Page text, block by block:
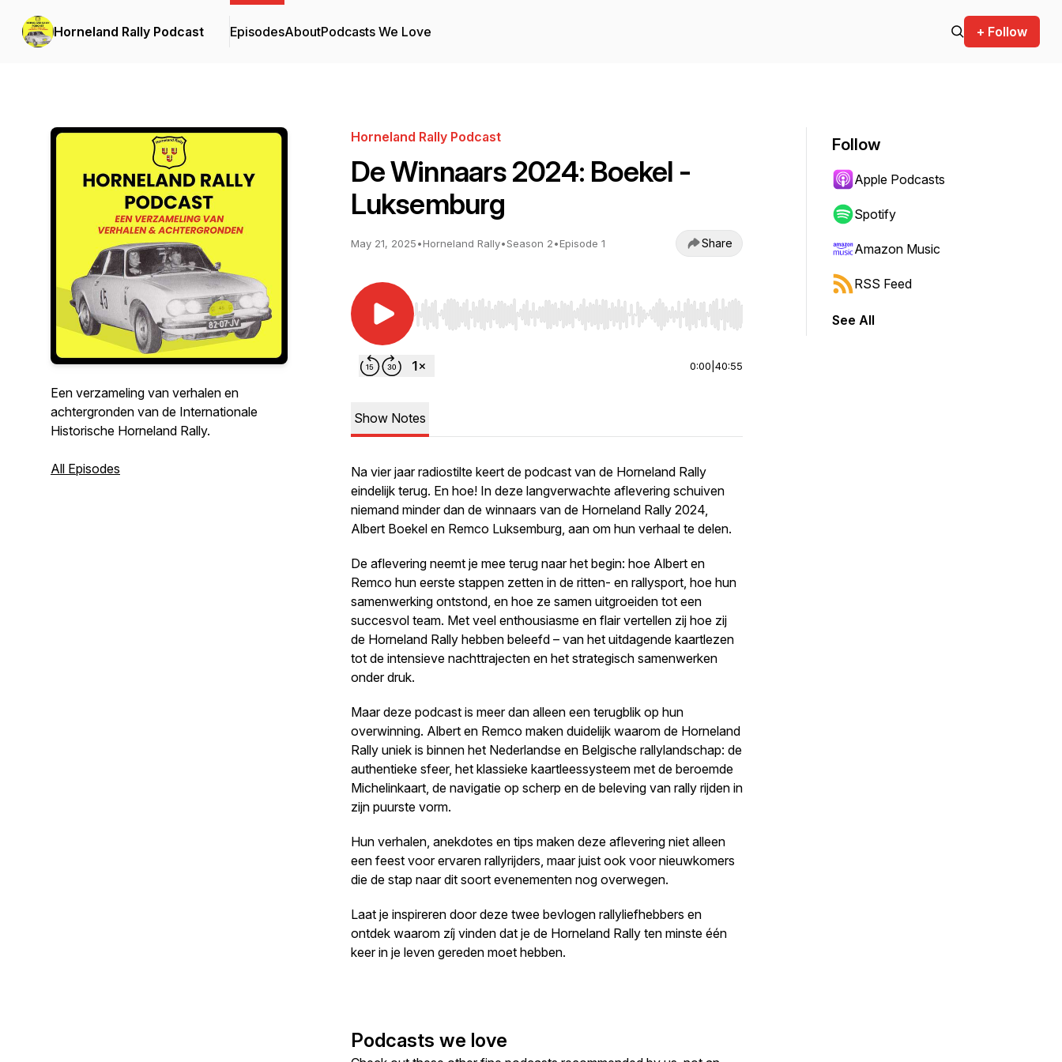
Horneland Rally Podcast EpisodesAboutPodcasts We Love + Follow
Een verzameling van verhalen en
achtergronden van de Internationale
Historische Horneland Rally.
All Episodes
Horneland Rally Podcast
De Winnaars 2024: Boekel -
Luksemburg
May 21, 2025•Horneland Rally•Season 2•Episode 1 Share
Use Left/Right to seek, Home/End to jump to start or end. Hold shift to jump forward or backward.
0:00 40:55
Show Notes
Na vier jaar radiostilte keert de podcast van de Horneland Rally
eindelijk terug. En hoe! In deze langverwachte aflevering schuiven
niemand minder dan de winnaars van de Horneland Rally 2024,
Albert Boekel en Remco Luksemburg, aan om hun verhaal te delen.
De aflevering neemt je mee terug naar het begin: hoe Albert en
Remco hun eerste stappen zetten in de ritten- en rallysport, hoe hun
samenwerking ontstond, en hoe ze samen uitgroeiden tot een
succesvol team. Met veel enthousiasme en flair vertellen zij hoe zij
de Horneland Rally hebben beleefd – van het uitdagende kaartlezen
tot de intensieve nachttrajecten en het strategisch samenwerken
onder druk.
Maar deze podcast is meer dan alleen een terugblik op hun
overwinning. Albert en Remco maken duidelijk waarom de Horneland
Rally uniek is binnen het Nederlandse en Belgische rallylandschap: de
authentieke sfeer, het klassieke kaartleessysteem met de beroemde
Michelinkaart, de navigatie op scherp en de beleving van rally rijden in
zijn puurste vorm.
Hun verhalen, anekdotes en tips maken deze aflevering niet alleen
een feest voor ervaren rallyrijders, maar juist ook voor nieuwkomers
die de stap naar dit soort evenementen nog overwegen.
Laat je inspireren door deze twee bevlogen rallyliefhebbers en
ontdek waarom zíj vinden dat je de Horneland Rally ten minste één
keer in je leven gereden moet hebben.
Podcasts we love
Follow
Apple Podcasts
Spotify
Amazon Music
RSS Feed
See All